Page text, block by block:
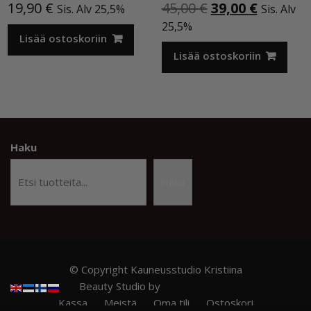
19,90 € Sis. Alv 25,5%
Lisää ostoskoriin
45,00€ Alkuperäinen
oli:
45,00 €.
39,00 €
on:
39,00 €.
Sis. Alv
25,5%
Lisää ostoskoriin
Haku
© Copyright Kauneusstudio Kristiina
Beauty Studio by
Kassa
Meistä Oma tili Ostoskori